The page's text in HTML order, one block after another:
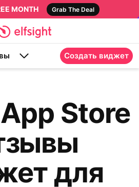
MONTH Grab The Deal
Создать виджет
Store
для